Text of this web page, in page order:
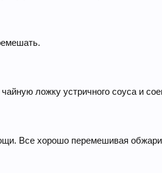
ложку устричного соуса и
Все хорошо перемешивая